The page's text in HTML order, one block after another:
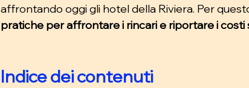
affrontando oggi gli hotel della Riviera. Per
pratiche per affrontare i rincari e riportare i
Indice dei contenuti